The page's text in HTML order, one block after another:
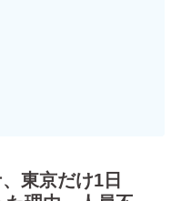
東京だけ1日